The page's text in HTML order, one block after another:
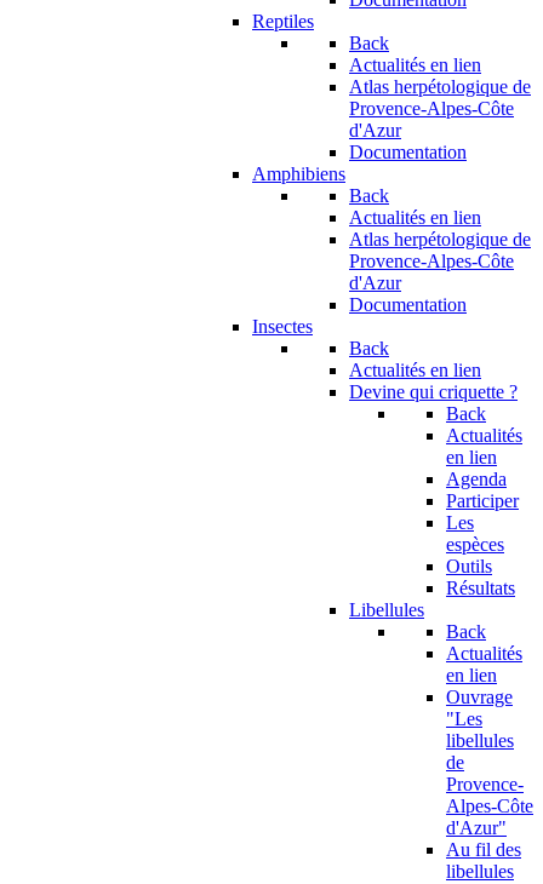
Reptiles
Back
Actualités en lien
Atlas herpétologique de
Provence-Alpes-Côte
d'Azur
Documentation
Amphibiens
Back
Actualités en lien
Atlas herpétologique de
Provence-Alpes-Côte
d'Azur
Documentation
Insectes
Back
Actualités en lien
Devine qui criquette ?
Back
Actualités
en lien
Agenda
Participer
Les
espèces
Outils
Résultats
Libellules
Back
Actualités
en lien
Ouvrage
"Les
libellules
de
Provence-
Alpes-Côte
d'Azur"
Au fil des
libellules